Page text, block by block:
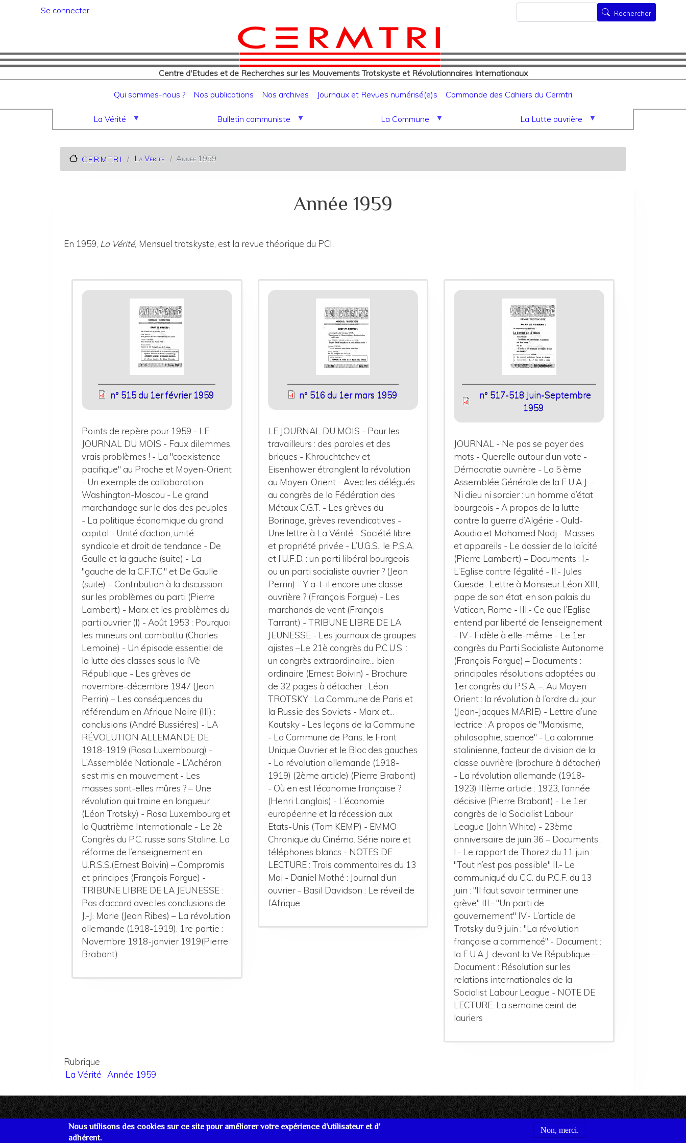
Nous utilisons des cookies sur ce site pour améliorer votre expérience d'utilisateur et d'
adhérent.
Non, merci.
contenu
principal
Menu du compte de l'utilisateur
Se connecter
Centre d'Etudes et de Recherches sur les Mouvements Trotskyste et Révolutionnaires Internationaux
Rechercher
Rechercher
Navigation principale
Qui sommes-nous ? Nos publications Nos archives Journaux et Revues numérisé(e)s Commande des Cahiers du Cermtri
La Vérité Bulletin communiste La Commune La Lutte ouvrière
C.E.R.M.T.R.I La Vérité Année 1959
Année 1959
En 1959, La Vérité, Mensuel trotskyste, est la revue théorique du PCI.
n° 515 du 1er février 1959
Points de repère pour 1959 - LE
JOURNAL DU MOIS - Faux dilemmes,
vrais problèmes ! - La "coexistence
pacifique" au Proche et Moyen-Orient
- Un exemple de collaboration
Washington-Moscou - Le grand
marchandage sur le dos des peuples
- La politique économique du grand
capital - Unité d’action, unité
syndicale et droit de tendance - De
Gaulle et la gauche (suite) - La
"gauche de la C.F.T.C." et De Gaulle
(suite) – Contribution à la discussion
sur les problèmes du parti (Pierre
Lambert) - Marx et les problèmes du
parti ouvrier (I) - Août 1953 : Pourquoi
les mineurs ont combattu (Charles
Lemoine) - Un épisode essentiel de
la lutte des classes sous la IVè
République - Les grèves de
novembre-décembre 1947 (Jean
Perrin) – Les conséquences du
référendum en Afrique Noire (III) :
conclusions (André Bussiéres) - LA
RÉVOLUTION ALLEMANDE DE
1918-1919 (Rosa Luxembourg) -
L’Assemblée Nationale - L’Achéron
s’est mis en mouvement - Les
masses sont-elles mûres ? – Une
révolution qui traine en longueur
(Léon Trotsky) - Rosa Luxembourg et
la Quatrième Internationale - Le 2è
Congrès du P.C. russe sans Staline. La
réforme de l’enseignement en
U.R.S.S.(Ernest Boivin) – Compromis
et principes (François Forgue) -
TRIBUNE LIBRE DE LA JEUNESSE :
Pas d’accord avec les conclusions de
J.-J. Marie (Jean Ribes) – La révolution
allemande (1918-1919). 1re partie :
Novembre 1918-janvier 1919(Pierre
Brabant)
n° 516 du 1er mars 1959
LE JOURNAL DU MOIS - Pour les
travailleurs : des paroles et des
briques - Khrouchtchev et
Eisenhower étranglent la révolution
au Moyen-Orient - Avec les délégués
au congrès de la Fédération des
Métaux C.G.T. - Les grèves du
Borinage, grèves revendicatives -
Une lettre à La Vérité - Société libre
et propriété privée - L’U.G.S., le P.S.A.
et l’U.F.D. : un parti libéral bourgeois
ou un parti socialiste ouvrier ? (Jean
Perrin) - Y a-t-il encore une classe
ouvrière ? (François Forgue) - Les
marchands de vent (François
Tarrant) - TRIBUNE LIBRE DE LA
JEUNESSE - Les journaux de groupes
ajistes –Le 21è congrès du P.C.U.S. :
un congrès extraordinaire... bien
ordinaire (Ernest Boivin) - Brochure
de 32 pages à détacher : Léon
TROTSKY : La Commune de Paris et
la Russie des Soviets - Marx et...
Kautsky - Les leçons de la Commune
- La Commune de Paris, le Front
Unique Ouvrier et le Bloc des gauches
- La révolution allemande (1918-
1919) (2ème article) (Pierre Brabant)
- Où en est l’économie française ?
(Henri Langlois) - L’économie
européenne et la récession aux
Etats-Unis (Tom KEMP) - EMMO
Chronique du Cinéma. Série noire et
téléphones blancs - NOTES DE
LECTURE : Trois commentaires du 13
Mai - Daniel Mothé : Journal d’un
ouvrier - Basil Davidson : Le réveil de
l’Afrique
n° 517-518 Juin-Septembre
1959
JOURNAL - Ne pas se payer des
mots - Querelle autour d’un vote -
Démocratie ouvrière - La 5 ème
Assemblée Générale de la F.U.A.J. -
Ni dieu ni sorcier : un homme d’état
bourgeois - A propos de la lutte
contre la guerre d’Algérie - Ould-
Aoudia et Mohamed Nadj - Masses
et appareils - Le dossier de la laïcité
(Pierre Lambert) – Documents : I.-
L’Eglise contre l’égalité - II.- Jules
Guesde : Lettre à Monsieur Léon XIII,
pape de son état, en son palais du
Vatican, Rome - III.- Ce que l’Eglise
entend par liberté de l’enseignement
- IV.- Fidèle à elle-même - Le 1er
congrès du Parti Socialiste Autonome
(François Forgue) – Documents :
principales résolutions adoptées au
1er congrès du P.S.A. –. Au Moyen
Orient : la révolution à l’ordre du jour
(Jean-Jacques MARIE) - Lettre d’une
lectrice : A propos de "Marxisme,
philosophie, science" - La calomnie
stalinienne, facteur de division de la
classe ouvrière (brochure à détacher)
- La révolution allemande (1918-
1923) IIIème article : 1923, l’année
décisive (Pierre Brabant) - Le 1er
congrès de la Socialist Labour
League (John White) - 23ème
anniversaire de juin 36 – Documents :
I.- Le rapport de Thorez du 11 juin :
"Tout n’est pas possible" II.- Le
communiqué du C.C. du P.C.F. du 13
juin : "Il faut savoir terminer une
grève" III.- "Un parti de
gouvernement" IV.- L’article de
Trotsky du 9 juin : "La révolution
française a commencé" - Document :
la F.U.A.J. devant la Ve République –
Document : Résolution sur les
relations internationales de la
Socialist Labour League - NOTE DE
LECTURE. La semaine ceint de
lauriers
Rubrique
La Vérité Année 1959
Se connecter Conditions générales d'utilisation